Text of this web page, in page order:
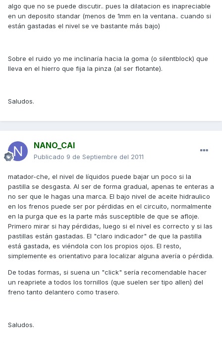
algo que no se puede discutir.. pues la dilatacion es inapreciable
en un deposito standar (menos de 1mm en la ventana.. cuando si
están gastadas el nivel se ve bastante más bajo)
Sobre el ruido yo me inclinaría hacia la goma (o silentblock) que
lleva en el hierro que fija la pinza (al ser flotante).
Saludos.
NANO_CAI
Publicado 9 de Septiembre del 2011
matador-che, el nivel de líquidos puede bajar un poco si la
pastilla se desgasta. Al ser de forma gradual, apenas te enteras a
no ser que le hagas una marca. El bajo nivel de aceite hidraulico
en los frenos puede ser por pérdidas en el circuito, normalmente
en la purga que es la parte más susceptible de que se afloje.
Primero mirar si hay pérdidas, luego si el nivel es correcto y si las
pastillas están gastadas. El "claro indicador" de que la pastilla
está gastada, es viéndola con los propios ojos. El resto,
simplemente es orientativo para localizar alguna avería o pérdida.
De todas formas, si suena un "click" sería recomendable hacer
un reapriete a todos los tornillos (que suelen ser tipo allen) del
freno tanto delantero como trasero.
Saludos.